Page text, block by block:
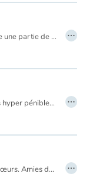
Léon a une tache rouge qui couvre une partie de son visage. Et à 10 ans, le regard des autres enfants est parfois difficile à supporter. Heureusement, il y a la musique, les amis de la fête foraine et… Juliette. …
Hyper agile, hyperactif, et parfois hyper pénible… Livio ne connaît pas le mode pause, jamais. Si bien qu’il use autant les maîtresses que la chaise du bureau de la directrice, et parfois les copains. Mais derrière ses difficultés de comportement et d’attention se cachent une sensibilité et un courage incroyables.
…
Héléna et Suzy sont comme des sœurs. Amies depuis des années, elles participent avec bonheur au nouveau projet de la maîtresse. Il s’agit de prêter l’un de ses livres préférés à un camarade qui le lira et le présentera à toute la classe. Héléna et Suzy adorent lire ! Ça semble facile… Mais certaines vérités sont difficiles à avouer, même à sa meilleure amie. Pourtant Suzy devra faire preuve de courage pour aller expliquer sa vérité à Héléna. Et si Héléna avait elle aussi quelque chose à raconter à Suzy ? …